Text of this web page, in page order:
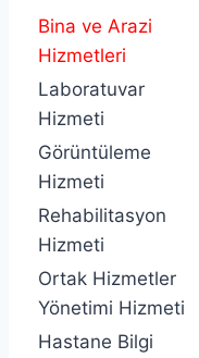
Bina ve Arazi
Hizmetleri
Laboratuvar
Hizmeti
Görüntüleme
Hizmeti
Rehabilitasyon
Hizmeti
Ortak Hizmetler
Yönetimi Hizmeti
Hastane Bilgi